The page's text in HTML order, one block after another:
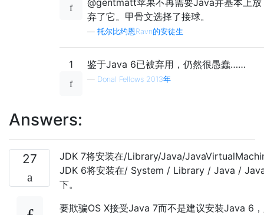
弃了它。甲骨文选择了接球。
托尔比约恩Ravn的安徒生
1 鉴于Java 6已被弃用，仍然很愚蠢……
— Donal Fellows 2013年
Answers:
27
JDK 7将安装在/Library/Java/
JDK 6将安装在/ System / Library / Java /
下。
要欺骗OS X接受Java 7而不是建议安装Java 6